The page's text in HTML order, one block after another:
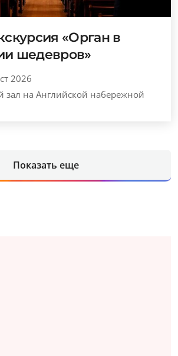
«Орган в
шедевров»
2026
зал на Английской набережной
Показать еще